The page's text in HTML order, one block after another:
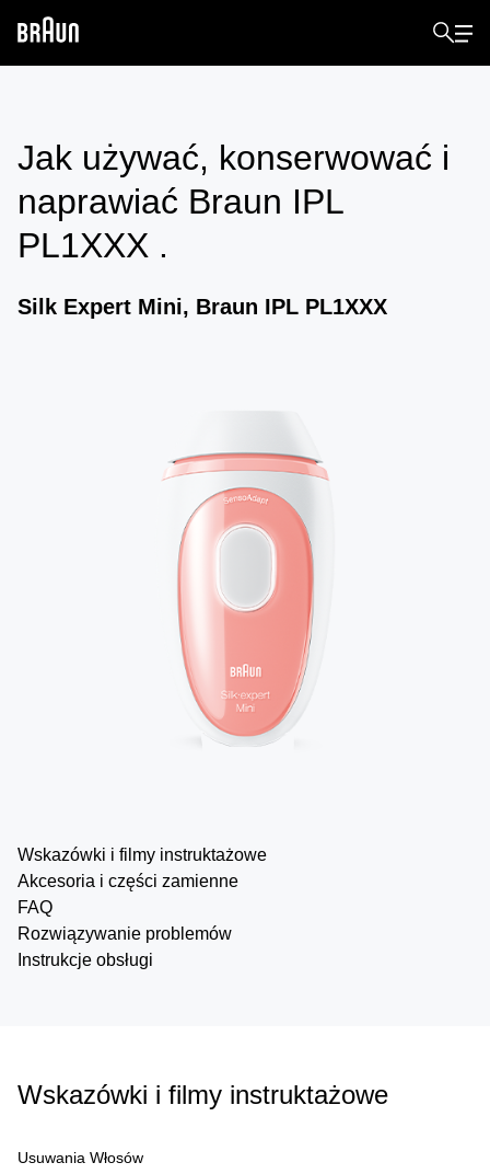
Jak używać, konserwować i
naprawiać Braun IPL
PL1XXX .
Silk Expert Mini, Braun IPL PL1XXX
Wskazówki i filmy instruktażowe
Akcesoria i części zamienne
FAQ
Rozwiązywanie problemów
Instrukcje obsługi
Wskazówki i filmy instruktażowe
Usuwania Włosów